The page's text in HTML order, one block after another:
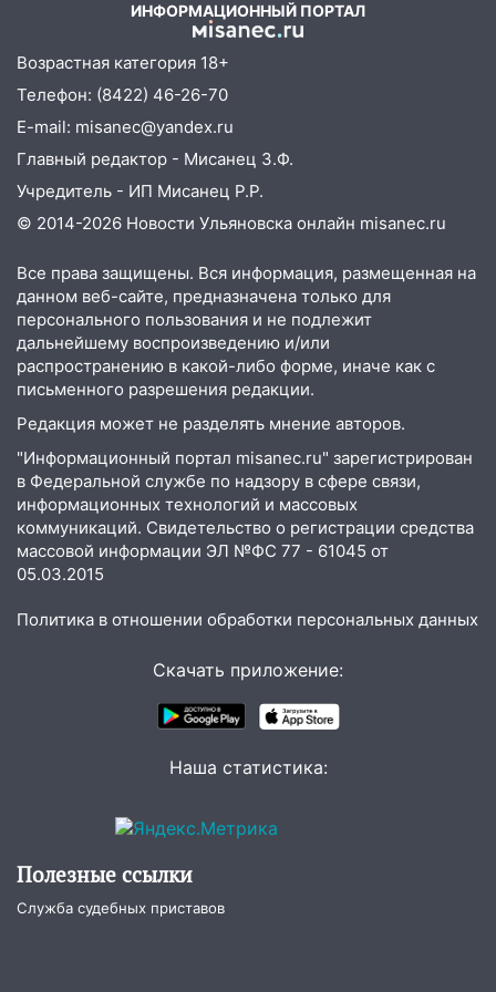
В Ульяновск идет
тридцатиградусная жара: какая будет
погода в четверг
06:00 Четыре года борьбы: ульяновские
юристы помогли женщине засудить УК
за плесень на стенах
05:00
Кому 6 августа звезды сулят
прибыль, а кому — испытания на
05.08.2026
22:58 Соцсети: на проспекте Тюленева
ДТП с мотоциклистом
20:22 Мошенники обманули 92-летнюю
жительницу Ульяновской области
19:14 Житель Ульяновской области
подвез троих незнакомцев на трассе и
заработал уголовное дело
18:14
Прогноз погоды на 6 августа в
Ульяновской области
18:00
Мотофристайл, рок и силовой
экстрим: в Ульяновске пройдет
большой фестиваль «Наше время»
Где есть бензин в Ульяновске 5
августа после рабочего дня: список АЗС
«Обыск» по видеосвязи: в
сообщницу мошенников
Вешкайме посиделки с судимым
знакомым закончились для женщины
ИНФОРМАЦИОННЫЙ ПОРТАЛ
Возрастная категория 18+
Телефон: (8422) 46-26-70
E-mail: misanec@yandex.ru
Главный редактор - Мисанец З.Ф.
Учредитель - ИП Мисанец Р.Р.
© 2014-2026 Новости Ульяновска онлайн misanec.ru
Все права защищены. Вся информация, размещенная на
данном веб-сайте, предназначена только для
персонального пользования и не подлежит
дальнейшему воспроизведению и/или
распространению в какой-либо форме, иначе как с
письменного разрешения редакции.
Редакция может не разделять мнение авторов.
"Информационный портал misanec.ru" зарегистрирован
в Федеральной службе по надзору в сфере связи,
информационных технологий и массовых
коммуникаций. Свидетельство о регистрации средства
массовой информации ЭЛ №ФС 77 - 61045 от
05.03.2015
Политика в отношении обработки персональных данных
Скачать приложение:
Наша статистика:
Полезные ссылки
Служба судебных приставов